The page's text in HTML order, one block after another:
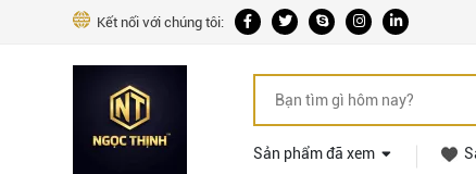
Kết nối với chúng tôi:
Sản phẩm đã xem